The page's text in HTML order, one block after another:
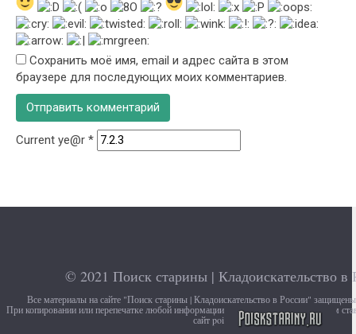
Сохранить моё имя, email и адрес сайта в этом
браузере для последующих моих комментариев.
Current ye@r *
© 2021 Поиск старины | Кладоискательство в
Все материалы на сайте "Поиск старины | Кладоискательство в России"
При копировании или перепечатке любой информации с сайта, убедительно просим
сайт poiskstariny.ru